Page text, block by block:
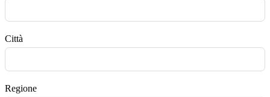
Città
Regione